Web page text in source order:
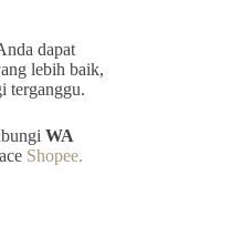
dapat
lebih baik,
terganggu.
WA
Shopee.